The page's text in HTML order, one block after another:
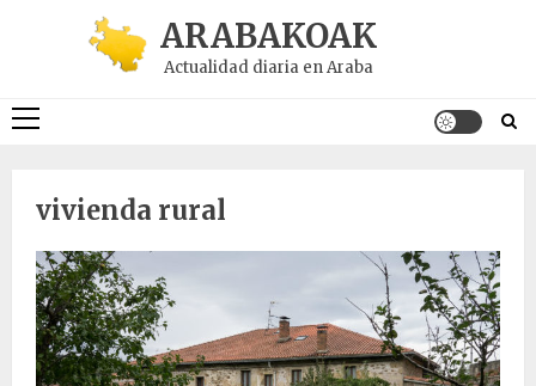
ARABAKOAK
Actualidad diaria en Araba
Menú
vivienda rural